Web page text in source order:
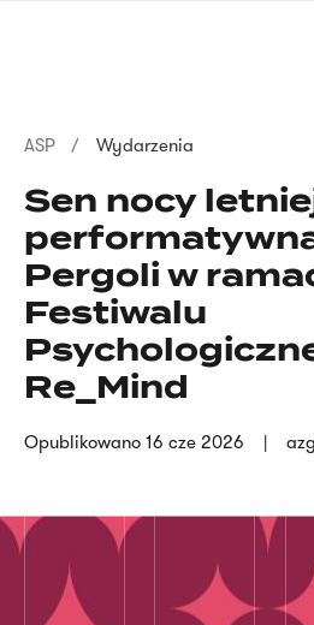
Ścieżka
nawigacyjna
ASP Wydarzenia
Sen nocy
Pergoli w
Festiwalu
Re_Mind
Opublikowano 16 cze 2026 azg